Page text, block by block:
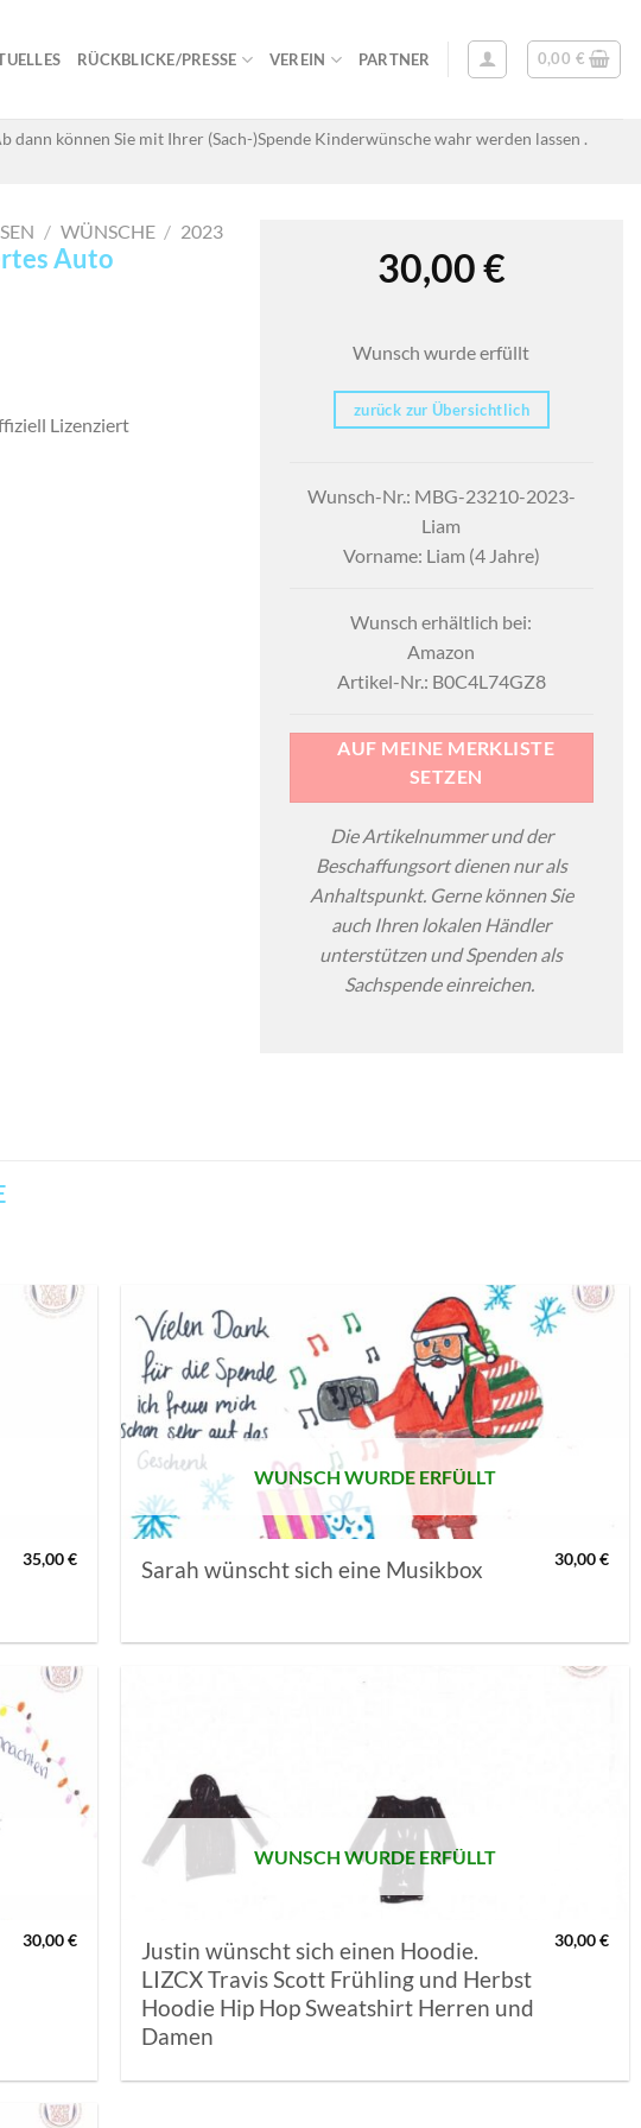
RÜCKBLICKE/PRESSE VEREIN PARTNER 0,00 €
können Sie mit Ihrer (Sach-)Spende Kinderwünsche wahr werden lassen .
/ WÜNSCHE / 2023
Auto
Lizenziert
30,00€
Wunsch wurde erfüllt
zurück zur Übersichtlich
Wunsch-Nr.: MBG-23210-2023-
Liam
Vorname: Liam (4 Jahre)
Wunsch erhältlich bei:
Amazon
Artikel-Nr.: B0C4L74GZ8
AUF MEINE MERKLISTE
SETZEN
Die Artikelnummer und der
Beschaffungsort dienen nur als
Anhaltspunkt. Gerne können Sie
auch Ihren lokalen Händler
unterstützen und Spenden als
Sachspende einreichen.
35,00€
AUF MEINE
MERKLISTE
SETZEN
WUNSCH WURDE ERFÜLLT
Sarah wünscht sich eine Musikbox 30,00€
MEINE
30,00€
WUNSCH WURDE ERFÜLLT
Justin wünscht sich einen Hoodie.
LIZCX Travis Scott Frühling und Herbst
Hoodie Hip Hop Sweatshirt Herren und
Damen
30,00€